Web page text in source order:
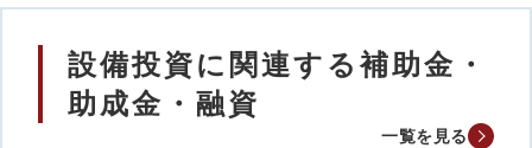
設備投資に関連する補助金・
助成金・融資
一覧を見る